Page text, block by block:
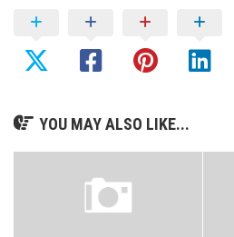
YOU MAY ALSO LIKE...